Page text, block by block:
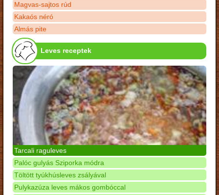
Magvas-sajtos rúd
Kakaós néró
Almás pite
Leves receptek
Tarcali raguleves
Palóc gulyás Sziporka módra
Töltött tyúkhúsleves zsályával
Pulykazúza leves mákos gombóccal